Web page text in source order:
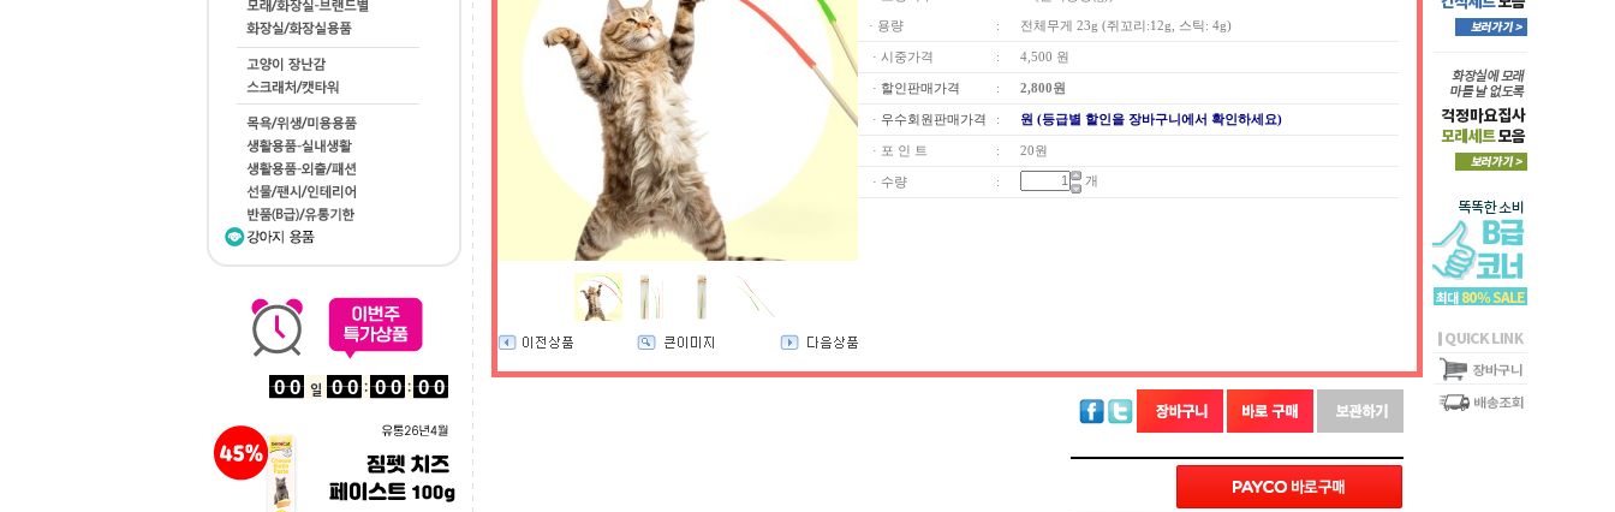
· 용량 : 전체무게 23g (쥐꼬리:12g, 스틱: 4g)
· 시중가격 : 4,500 원
· 할인판매가격 : 2,800원
· 우수회원판매가격 : 원 (등급별 할인을 장바구니에서 확인하세요)
· 포 인 트 : 20원
· 수량 : 개